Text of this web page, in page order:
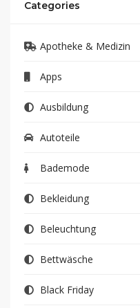
Categories
Apotheke & Medizin
Apps
Ausbildung
Autoteile
Bademode
Bekleidung
Beleuchtung
Bettwäsche
Black Friday